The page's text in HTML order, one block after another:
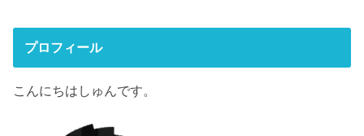
プロフィール
こんにちはしゅんです。